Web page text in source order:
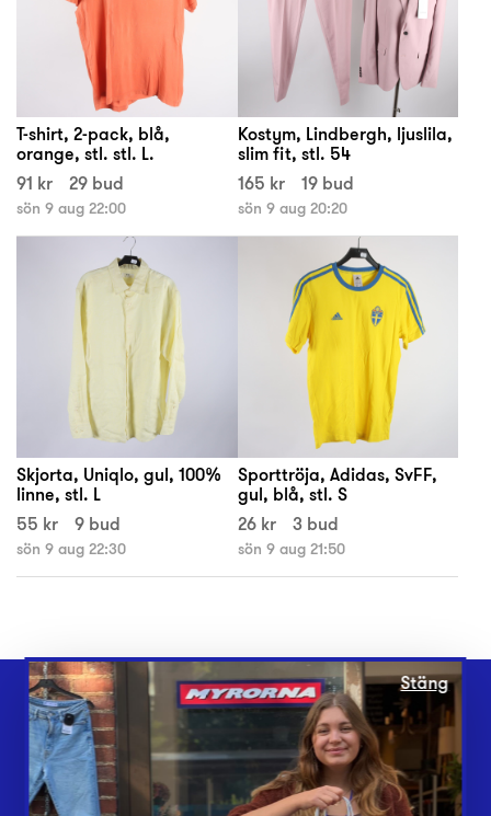
T-shirt, 2-pack, blå,
orange, stl. stl. L.
91 kr
29 bud
sön 9 aug 22:00
Kostym, Lindbergh, ljuslila,
slim fit, stl. 54
165 kr
19 bud
sön 9 aug 20:20
Skjorta, Uniqlo, gul, 100%
linne, stl. L
55 kr
9 bud
sön 9 aug 22:30
Sporttröja, Adidas, SvFF,
gul, blå, stl. S
26 kr
3 bud
sön 9 aug 21:50
Webbshop
Butiker
Lämna in
Stäng